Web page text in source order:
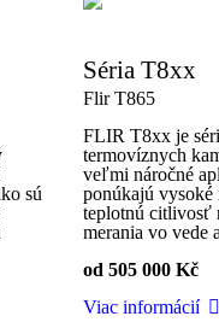
sú
Séria T8xx
Flir T865
FLIR T8xx je
termovíznych
veľmi náročné
ponúkajú vysoké
teplotnú citlivosť
merania vo vede
od 505 000 Kč
Viac informácií